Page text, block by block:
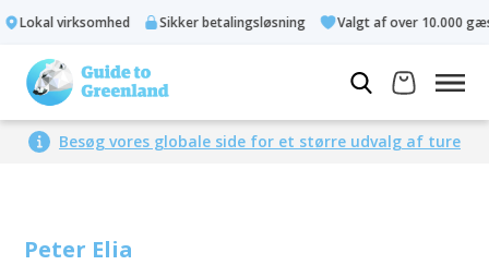
Lokal virksomhed Sikker betalingsløsning Valgt af over 10.000
Besøg vores globale side for et større udvalg af ture
Peter Elia